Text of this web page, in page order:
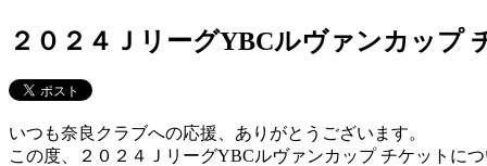
２０２４ＪリーグYBCルヴァンカップ
いつも奈良クラブへの応援、ありがとうございます。
この度、２０２４ＪリーグYBCルヴァンカップ チケットにつ